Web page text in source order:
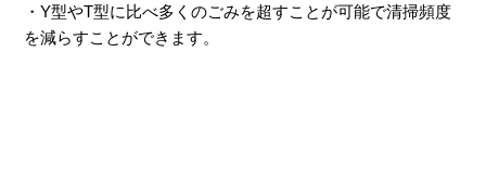
・Y型やT型に比べ多くのごみを超すことが可能で清掃頻度
を減らすことができます。